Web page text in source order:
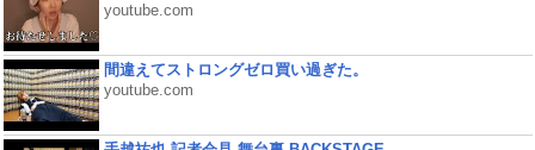
youtube.com
間違えてストロングゼロ買い過ぎた。
youtube.com